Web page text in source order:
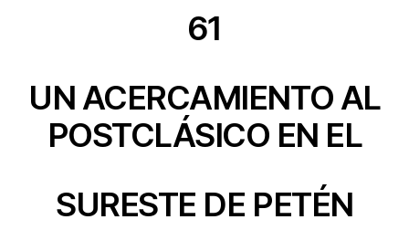
61
UN ACERCAMIENTO AL
POSTCLÁSICO EN EL
SURESTE DE PETÉN